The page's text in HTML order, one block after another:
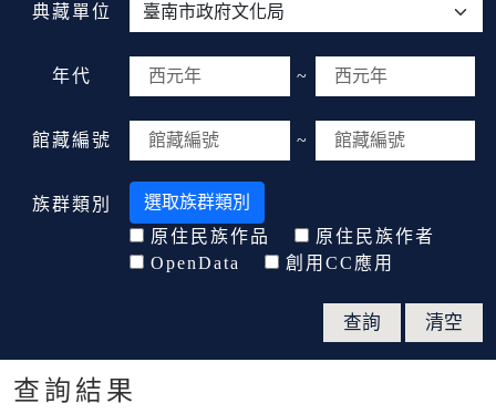
典藏單位
年代 ~
館藏編號 ~
族群類別
選取族群類別
原住民族作品
原住民族作者
OpenData
創用CC應用
查詢結果